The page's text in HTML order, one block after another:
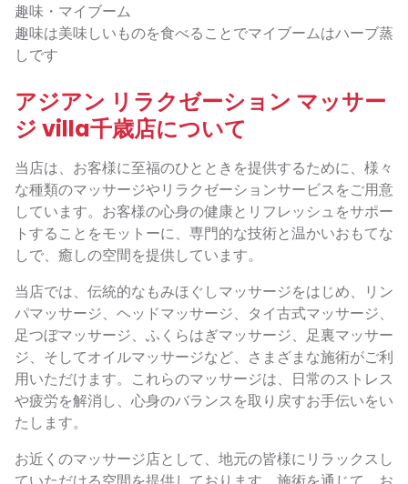
趣味・マイブーム
趣味は美味しいものを食べることでマイブームはハーブ蒸
しです
アジアン リラクゼーション マッサー
ジ villa千歳店について
当店は、お客様に至福のひとときを提供するために、様々
な種類のマッサージやリラクゼーションサービスをご用意
しています。お客様の心身の健康とリフレッシュをサポー
トすることをモットーに、専門的な技術と温かいおもてな
しで、癒しの空間を提供しています。
当店では、伝統的なもみほぐしマッサージをはじめ、リン
パマッサージ、ヘッドマッサージ、タイ古式マッサージ、
足つぼマッサージ、ふくらはぎマッサージ、足裏マッサー
ジ、そしてオイルマッサージなど、さまざまな施術がご利
用いただけます。これらのマッサージは、日常のストレス
や疲労を解消し、心身のバランスを取り戻すお手伝いをい
たします。
お近くのマッサージ店として、地元の皆様にリラックスし